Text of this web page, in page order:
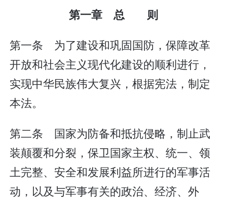
第一章 总 则
第一条 为了建设和巩固国防，保障改革
开放和社会主义现代化建设的顺利进行，
实现中华民族伟大复兴，根据宪法，制定
本法。
第二条 国家为防备和抵抗侵略，制止武
装颠覆和分裂，保卫国家主权、统一、领
土完整、安全和发展利益所进行的军事活
动，以及与军事有关的政治、经济、外